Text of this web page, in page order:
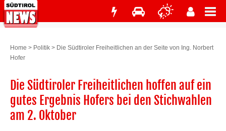
Home > Politik > Die Südtiroler Freiheitlichen an der Seite von Ing. Norbert
Hofer
Die Südtiroler Freiheitlichen hoffen auf ein
gutes Ergebnis Hofers bei den Stichwahlen
am 2. Oktober